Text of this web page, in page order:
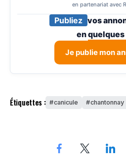
en partenariat avec
Publiez vos
en
Je publie mon
Étiquettes : canicule chantonnay